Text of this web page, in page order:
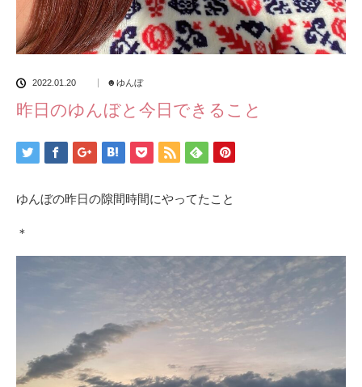
2022.01.20 ☻ゆんぼ
昨日のゆんぼと今日できること
ゆんぼの昨日の隙間時間にやってたこと
＊